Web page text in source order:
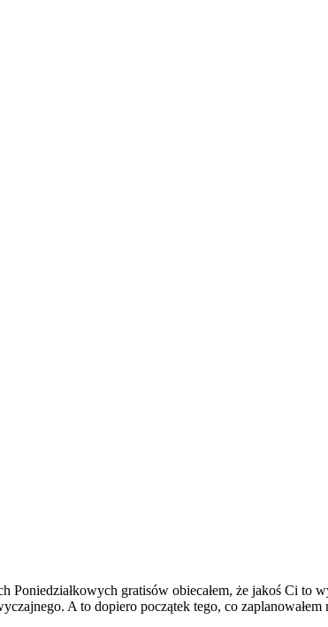
Poniedziałkowych gratisów obiecałem, że jakoś Ci
A to dopiero początek tego, co zaplanowałem